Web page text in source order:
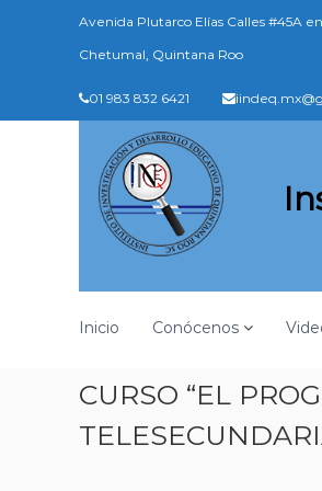
r
Avenida Plutarco Elías Calles #45A
Chetumal, Quintana Roo
01 983 832 6421
Inicio Conócenos
CURSO “EL